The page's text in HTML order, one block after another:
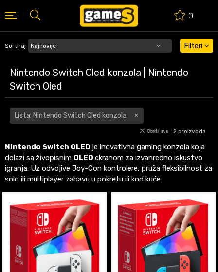
0
BESPLATNA ISPORUKA PORUDŽBINA PREKO 50 EUR
Nintendo Switch Oled konzola | Nintendo
Switch Oled
Sortiraj Filteri
Lista: Nintendo Switch Oled konzola
2 proizvoda
Obriši sve
Nintendo Switch OLED je inovativna gaming konzola koja
dolazi sa živopisnim OLED ekranom za izvanredno iskustvo
igranja. Uz odvojive Joy-Con kontrolere, pruža fleksibilnost za
solo ili multiplayer zabavu u pokretu ili kod kuće.